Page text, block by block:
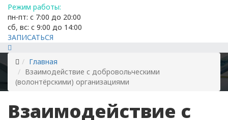
Режим работы:
пн-пт: с 7:00 до 20:00
сб, вс: с 9:00 до 14:00
ЗАПИСАТЬСЯ
Главная
Взаимодействие с добровольческими
(волонтёрскими) организациями
Взаимодействие с